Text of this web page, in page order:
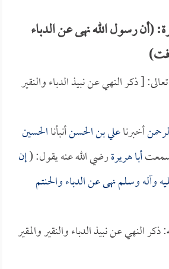
(أن رسول الله نهى عن الدباء
[ ذكر النهي عن نبيذ الدباء والنقير
أخبرناعلي بن الحسنأنبأناالحسين
أبا هريرةرضي الله عنه يقول: (إن
وآله وسلم نهى عن الدباء والحنتم
ذكر النهي عن نبيذ الدباء والنقير والمقير